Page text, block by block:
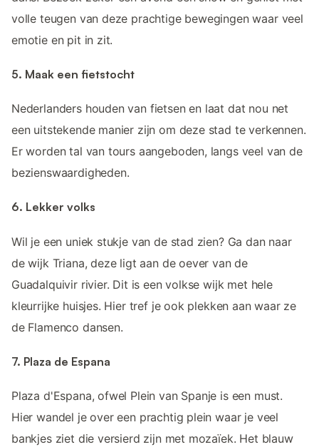
volle teugen van deze prachtige bewegingen waar veel
emotie en pit in zit.
5. Maak een fietstocht
Nederlanders houden van fietsen en laat dat nou net
een uitstekende manier zijn om deze stad te verkennen.
Er worden tal van tours aangeboden, langs veel van de
bezienswaardigheden.
6. Lekker volks
Wil je een uniek stukje van de stad zien? Ga dan naar
de wijk Triana, deze ligt aan de oever van de
Guadalquivir rivier. Dit is een volkse wijk met hele
kleurrijke huisjes. Hier tref je ook plekken aan waar ze
de Flamenco dansen.
7. Plaza de Espana
Plaza d'Espana, ofwel Plein van Spanje is een must.
Hier wandel je over een prachtig plein waar je veel
bankjes ziet die versierd zijn met mozaïek. Het blauw